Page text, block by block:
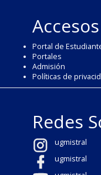
Accesos
Portal de
Portales
Admisión
Políticas de
Redes
ugmistral
ugmistral